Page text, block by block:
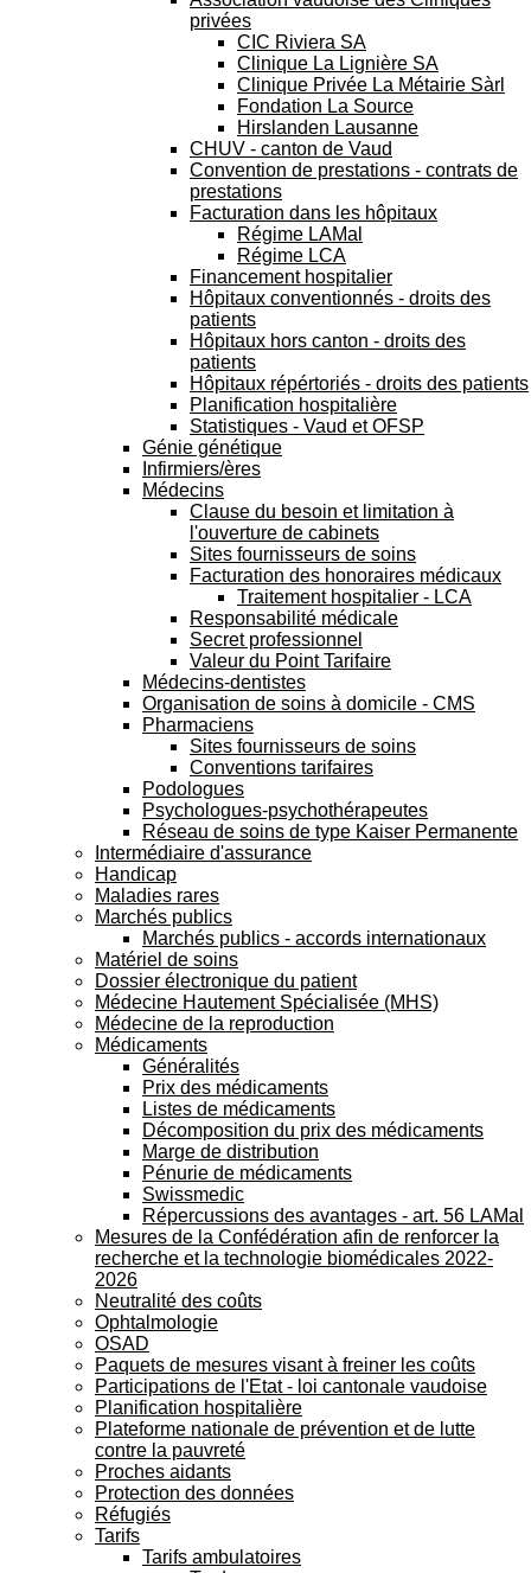
privées
CIC Riviera SA
Clinique La Lignière SA
Clinique Privée La Métairie Sàrl
Fondation La Source
Hirslanden Lausanne
CHUV - canton de Vaud
Convention de prestations - contrats de
prestations
Facturation dans les hôpitaux
Régime LAMal
Régime LCA
Financement hospitalier
Hôpitaux conventionnés - droits des
patients
Hôpitaux hors canton - droits des
patients
Hôpitaux répértoriés - droits des patients
Planification hospitalière
Statistiques - Vaud et OFSP
Génie génétique
Infirmiers/ères
Médecins
Clause du besoin et limitation à
l'ouverture de cabinets
Sites fournisseurs de soins
Facturation des honoraires médicaux
Traitement hospitalier - LCA
Responsabilité médicale
Secret professionnel
Valeur du Point Tarifaire
Médecins-dentistes
Organisation de soins à domicile - CMS
Pharmaciens
Sites fournisseurs de soins
Conventions tarifaires
Podologues
Psychologues-psychothérapeutes
Réseau de soins de type Kaiser Permanente
Intermédiaire d'assurance
Handicap
Maladies rares
Marchés publics
Marchés publics - accords internationaux
Matériel de soins
Dossier électronique du patient
Médecine Hautement Spécialisée (MHS)
Médecine de la reproduction
Médicaments
Généralités
Prix des médicaments
Listes de médicaments
Décomposition du prix des médicaments
Marge de distribution
Pénurie de médicaments
Swissmedic
Répercussions des avantages - art. 56 LAMal
Mesures de la Confédération afin de renforcer la
recherche et la technologie biomédicales 2022-
2026
Neutralité des coûts
Ophtalmologie
OSAD
Paquets de mesures visant à freiner les coûts
Participations de l'Etat - loi cantonale vaudoise
Planification hospitalière
Plateforme nationale de prévention et de lutte
contre la pauvreté
Proches aidants
Protection des données
Réfugiés
Tarifs
Tarifs ambulatoires